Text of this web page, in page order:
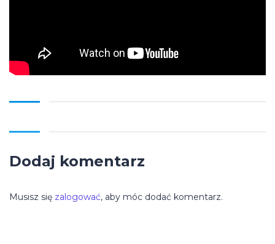
Dodaj komentarz
Musisz się zalogować, aby móc dodać komentarz.